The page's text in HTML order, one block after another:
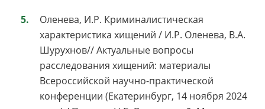
Оленева, И.Р. Криминалистическая
характеристика хищений / И.Р. Оленева, В.А.
Шурухнов// Актуальные вопросы
расследования хищений: материалы
Всероссийской научно-практической
конференции (Екатеринбург, 14 ноября 2024